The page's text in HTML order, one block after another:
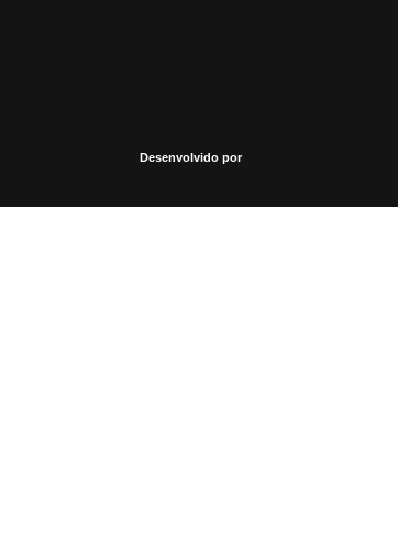
Desenvolvido por